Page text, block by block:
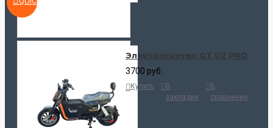
Электроскутер GT U2 PRO
3700 руб.
Купить
В
закладки
В
сравнение